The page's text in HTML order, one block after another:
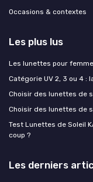
Occasions & contextes
Les plus lus
Les lunettes pour
Catégorie UV 2, 3 ou 4 :
Choisir des lunettes de
Choisir des lunettes de
Test Lunettes de Soleil
coup ?
Les derniers